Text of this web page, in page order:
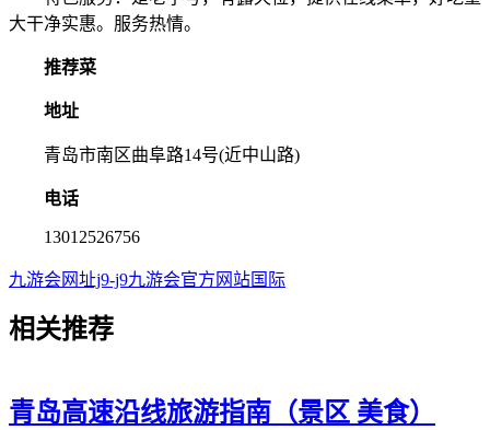
大干净实惠。服务热情。
推荐菜
地址
青岛市南区曲阜路14号(近中山路)
电话
13012526756
九游会网址j9-j9九游会官方网站国际
相关推荐
青岛高速沿线旅游指南（景区 美食）